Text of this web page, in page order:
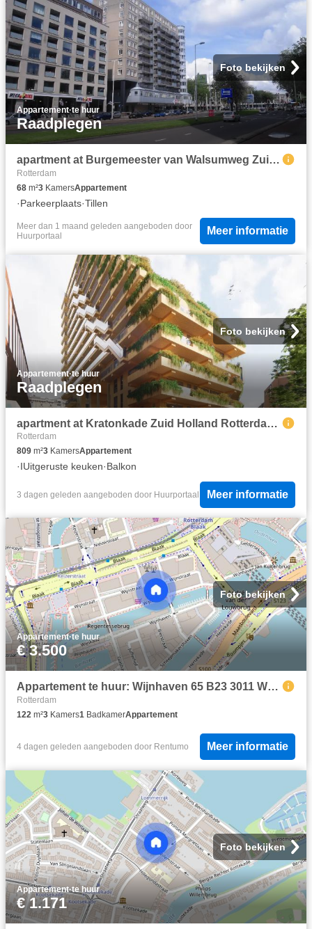
Foto bekijken
Appartement·te huur
Raadplegen
apartment at Burgemeester van Walsumweg Zuid Holland Rotterdam 3011 MZ
Rotterdam
68 m²3 KamersAppartement
·Parkeerplaats·Tillen
Meer dan 1 maand geleden aangeboden door
Huurportaal
Meer informatie
Foto bekijken
Appartement·te huur
Raadplegen
apartment at Kratonkade Zuid Holland Rotterdam 3024 ES
Rotterdam
809 m²3 KamersAppartement
·IUitgeruste keuken·Balkon
3 dagen geleden aangeboden door Huurportaal Meer informatie
Foto bekijken
Appartement·te huur
€ 3.500
Appartement te huur: Wijnhaven 65 B23 3011 WJ Rotterdam
Rotterdam
122 m²3 Kamers1 BadkamerAppartement
4 dagen geleden aangeboden door Rentumo Meer informatie
Foto bekijken
Appartement·te huur
€ 1.171